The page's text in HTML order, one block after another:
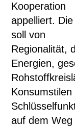
Kooperation
appelliert.
soll von
Regionalität,
Energien,
auf dem